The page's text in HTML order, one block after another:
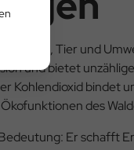
Tier und
und bietet
Kohlendioxid bindet
des
Er schafft